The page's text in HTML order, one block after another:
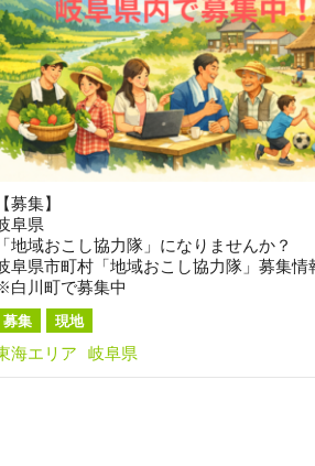
募集】
阜県
地域おこし協力隊」になりませんか？
阜県市町村「地域おこし協力隊」募集情
白川町で募集中
募集 現地
海エリア 岐阜県